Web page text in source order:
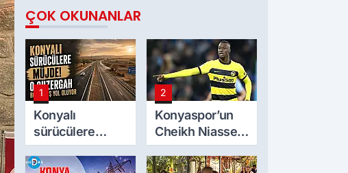
ÇOK OKUNANLAR
1
Konyalı
sürücülere
müjde! O
güzergah
2
Konyaspor’un
Cheikh Niasse
ilgisi